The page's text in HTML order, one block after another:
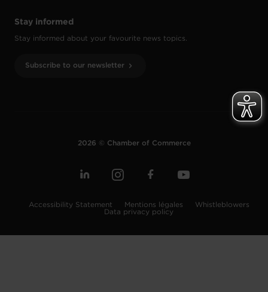
Stay informed
Stay informed about your favourite news topics.
Subscribe to our newsletter
2026 © Chamber of Commerce
Accessibility Statement Mentions légales
Whistleblowers
Data privacy policy